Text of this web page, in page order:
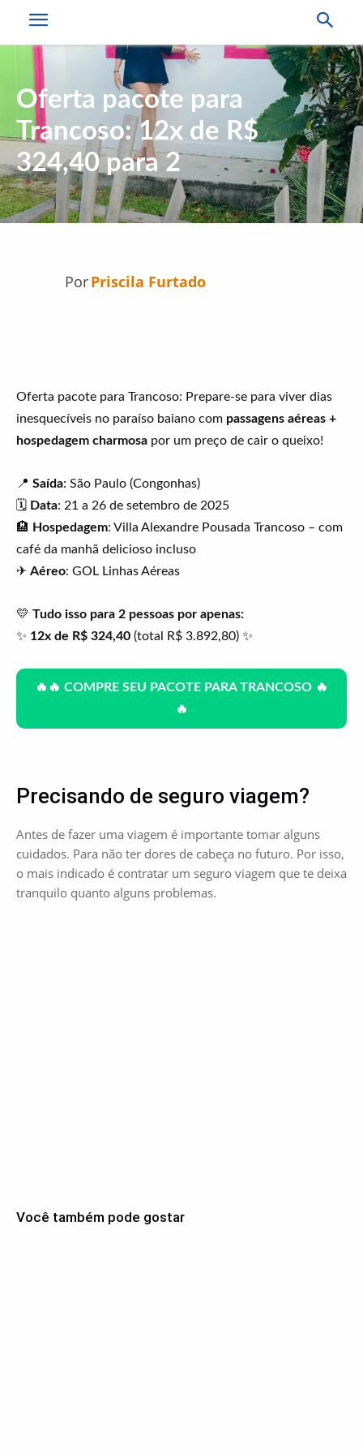
Oferta pacote para
Trancoso: 12x de R$
324,40 para 2
PorPriscila Furtado
Oferta pacote para Trancoso: Prepare-se para viver dias
inesquecíveis no paraíso baiano com passagens aéreas +
hospedagem charmosa por um preço de cair o queixo!
📍 Saída: São Paulo (Congonhas)
🗓 Data: 21 a 26 de setembro de 2025
🏨
Hospedagem: Villa Alexandre Pousada Trancoso – com
café da manhã delicioso incluso
✈ Aéreo: GOL Linhas Aéreas
💛 Tudo isso para 2 pessoas por apenas:
✨ 12x de R$ 324,40 (total R$ 3.892,80) ✨
🔥🔥 COMPRE SEU PACOTE PARA TRANCOSO 🔥
🔥
Precisando de seguro viagem?
Antes de fazer uma viagem é importante tomar alguns
cuidados. Para não ter dores de cabeça no futuro. Por isso,
o mais indicado é contratar um seguro viagem que te deixa
tranquilo quanto alguns problemas.
Você também pode gostar